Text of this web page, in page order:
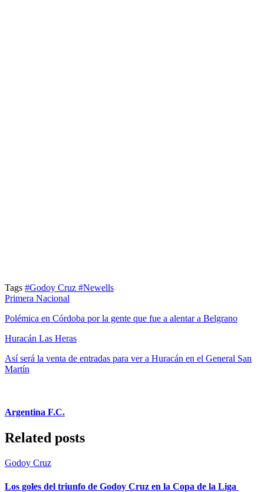
Tags #Godoy Cruz #Newells
Primera Nacional
Polémica en Córdoba por la gente que fue a alentar a Belgrano
Huracán Las Heras
Así será la venta de entradas para ver a Huracán en el General San
Martín
Argentina F.C.
Related posts
Godoy Cruz
Los goles del triunfo de Godoy Cruz en la Copa de la Liga